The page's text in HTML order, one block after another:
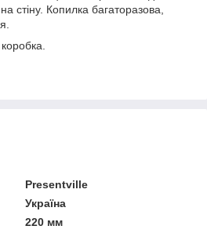
стіну. Копилка багаторазова,
Presentville
Україна
220 мм